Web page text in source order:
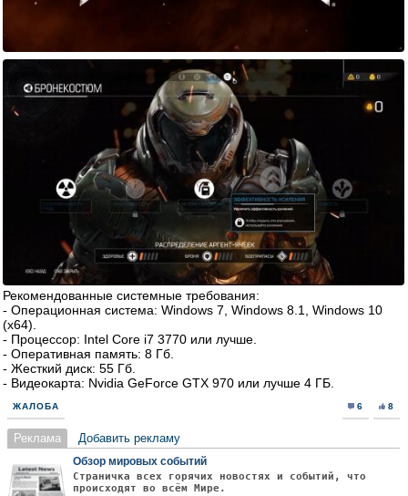
Рекомендованные системные требования:
- Операционная система: Windows 7, Windows 8.1, Windows 10
(x64).
- Процессор: Intel Core i7 3770 или лучше.
- Оперативная память: 8 Гб.
- Жесткий диск: 55 Гб.
- Видеокарта: Nvidia GeForce GTX 970 или лучше 4 ГБ.
ЖАЛОБА 6 8
Реклама Добавить рекламу
Обзор мировых событий
Страничка всех горячих новостях и событий, что
происходят во всём Мире.